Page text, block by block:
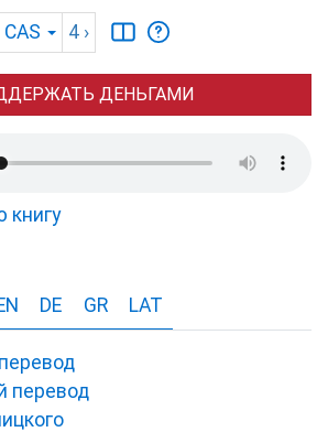
CAS 4 ›
ДЕНЬГАМИ
книгу
DE GR LAT
перевод